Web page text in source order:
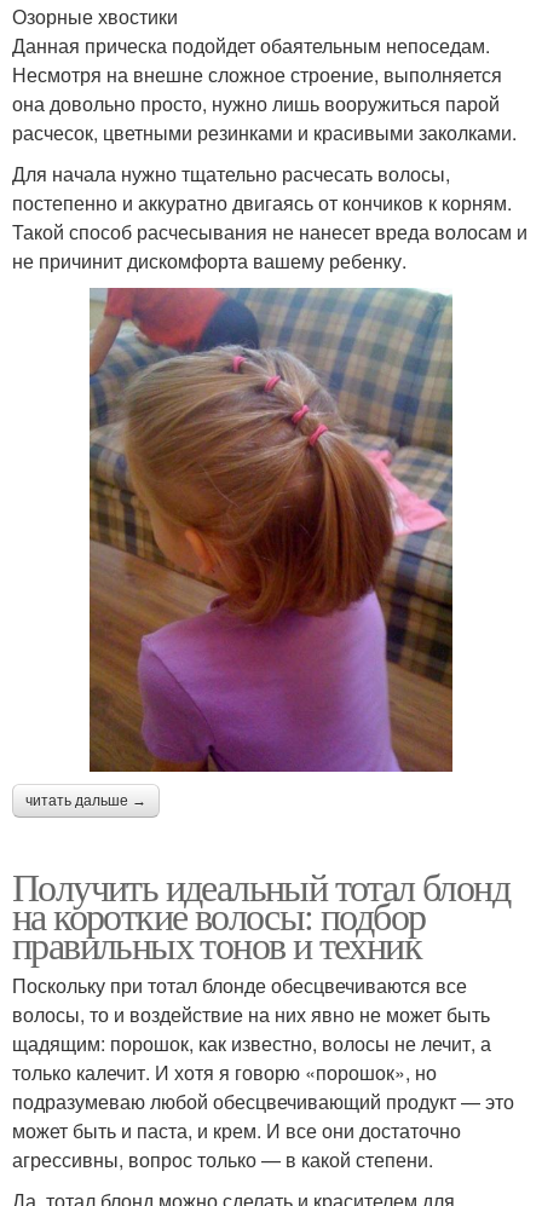
Озорные хвостики
Данная прическа подойдет обаятельным непоседам.
Несмотря на внешне сложное строение, выполняется
она довольно просто, нужно лишь вооружиться парой
расчесок, цветными резинками и красивыми заколками.
Для начала нужно тщательно расчесать волосы,
постепенно и аккуратно двигаясь от кончиков к корням.
Такой способ расчесывания не нанесет вреда волосам и
не причинит дискомфорта вашему ребенку.
читать дальше →
Получить идеальный тотал блонд
на короткие волосы: подбор
правильных тонов и техник
Поскольку при тотал блонде обесцвечиваются все
волосы, то и воздействие на них явно не может быть
щадящим: порошок, как известно, волосы не лечит, а
только калечит. И хотя я говорю «порошок», но
подразумеваю любой обесцвечивающий продукт — это
может быть и паста, и крем. И все они достаточно
агрессивны, вопрос только — в какой степени.